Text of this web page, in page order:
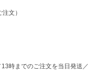
文）
時までのご注文を当日発送／